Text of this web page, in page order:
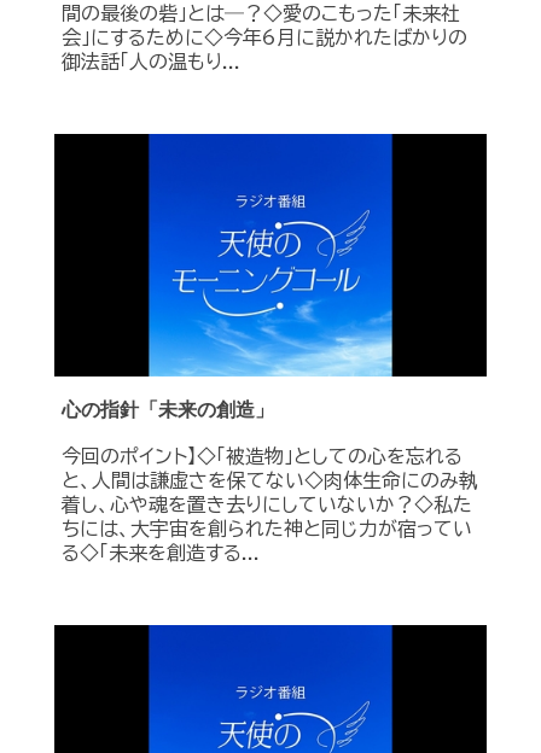
間の最後の砦」とは―？◇愛のこもった「未来社
会」にするために◇今年6月に説かれたばかりの
御法話「人の温もり...
心の指針「未来の創造」
今回のポイント】◇「被造物」としての心を忘れる
と、人間は謙虚さを保てない◇肉体生命にのみ執
着し、心や魂を置き去りにしていないか？◇私た
ちには、大宇宙を創られた神と同じ力が宿ってい
る◇「未来を創造する...